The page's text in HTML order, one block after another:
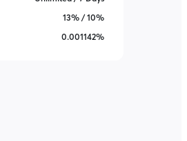
13% / 10%
0.001142%